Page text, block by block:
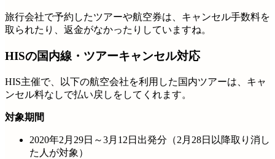
旅行会社で予約したツアーや航空券は、キャンセル手数料を
取られたり、返金がなかったりしていますね。
HISの国内線・ツアーキャンセル対応
HIS主催で、以下の航空会社を利用した国内ツアーは、キャ
ンセル料なしで払い戻しをしてくれます。
対象期間
2020年2月29日～3月12日出発分（2月28日以降取り消し
た人が対象）